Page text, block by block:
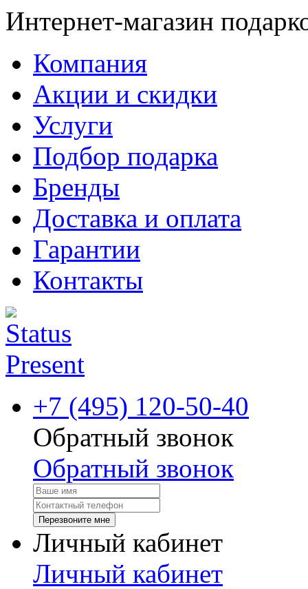
Интернет-магазин
Компания
Акции и скидки
Услуги
Подбор подарка
Бренды
Доставка и оплата
Гарантии
Контакты
+7 (495) 120-50-40
Обратный звонок
Обратный звонок
Перезвоните мне
Личный кабинет
Личный кабинет